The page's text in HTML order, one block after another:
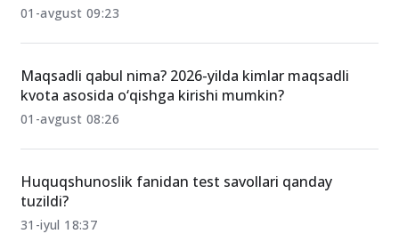
01-avgust 09:23
Maqsadli qabul nima? 2026-yilda kimlar maqsadli
kvota asosida o‘qishga kirishi mumkin?
01-avgust 08:26
Huquqshunoslik fanidan test savollari qanday
tuzildi?
31-iyul 18:37